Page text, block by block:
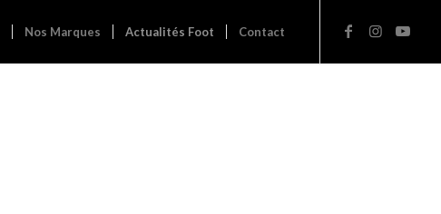
Nos Marques Actualités Foot Contact